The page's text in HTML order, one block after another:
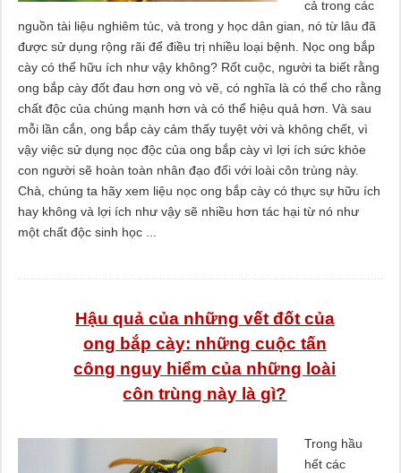
cả trong các
nguồn tài liệu nghiêm túc, và trong y học dân gian, nó từ lâu đã
được sử dụng rộng rãi để điều trị nhiều loại bệnh. Nọc ong bắp
cày có thể hữu ích như vậy không? Rốt cuộc, người ta biết rằng
ong bắp cày đốt đau hơn ong vò vẽ, có nghĩa là có thể cho rằng
chất độc của chúng mạnh hơn và có thể hiệu quả hơn. Và sau
mỗi lần cắn, ong bắp cày cảm thấy tuyệt vời và không chết, vì
vậy việc sử dụng nọc độc của ong bắp cày vì lợi ích sức khỏe
con người sẽ hoàn toàn nhân đạo đối với loài côn trùng này.
Chà, chúng ta hãy xem liệu nọc ong bắp cày có thực sự hữu ích
hay không và lợi ích như vậy sẽ nhiều hơn tác hại từ nó như
một chất độc sinh học ...
Hậu quả của những vết đốt của
ong bắp cày: những cuộc tấn
công nguy hiểm của những loài
côn trùng này là gì?
Trong hầu
hết các